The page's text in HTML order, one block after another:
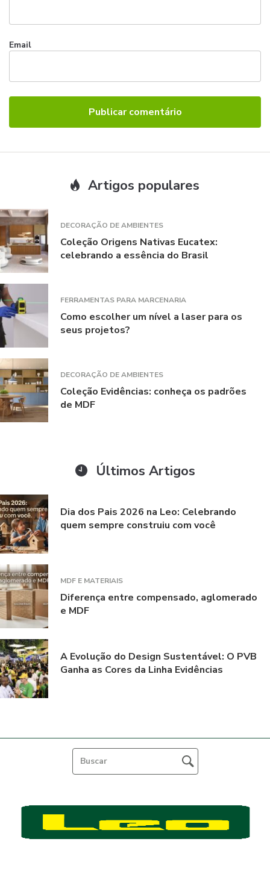
Email
Artigos populares
DECORAÇÃO DE AMBIENTES
Coleção Origens Nativas Eucatex:
celebrando a essência do Brasil
FERRAMENTAS PARA MARCENARIA
Como escolher um nível a laser para os
seus projetos?
DECORAÇÃO DE AMBIENTES
Coleção Evidências: conheça os padrões
de MDF
Últimos Artigos
Dia dos Pais 2026 na Leo: Celebrando
quem sempre construiu com você
MDF E MATERIAIS
Diferença entre compensado, aglomerado
e MDF
A Evolução do Design Sustentável: O PVB
Ganha as Cores da Linha Evidências